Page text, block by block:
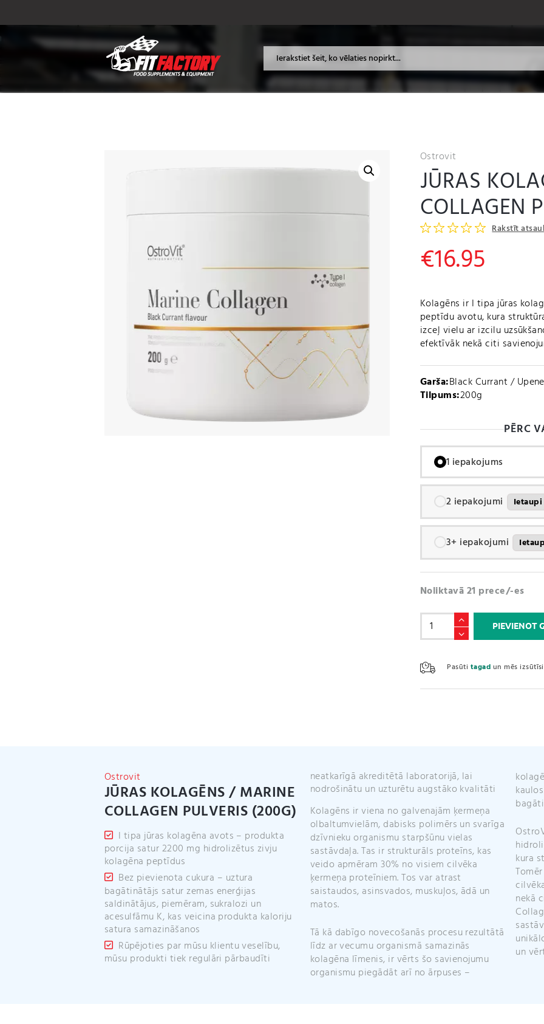
Ostrovit
JŪRAS
COLLAGEN
Rakstīt
€16.95
Kolagēns ir I tipa jūras
peptīdu avotu, kura
izceļ vielu ar izcilu
efektīvāk nekā citi
Garša:Black Currant / Upene
Tilpums:200g
PĒRC
1 iepakojums
2 iepakojumi
3+ iepakojumi
Noliktavā 21 prece/-es
Jūras
kolagēns
Marine
Collagen
PULVERIS
PIEVIENOT
Pasūti tagad un mēs
Ostrovit
JŪRAS KOLAGĒNS / MARINE
COLLAGEN PULVERIS (200G)
I tipa jūras kolagēna avots – produkta
porcija satur 2200 mg hidrolizētus zivju
kolagēna peptīdus
Bez pievienota cukura – uztura
bagātinātājs satur zemas enerģijas
saldinātājus, piemēram, sukralozi un
acesulfāmu K, kas veicina produkta kaloriju
satura samazināšanos
Rūpējoties par mūsu klientu veselību,
mūsu produkti tiek regulāri pārbaudīti
neatkarīgā akreditētā laboratorijā, lai
nodrošinātu un uzturētu augstāko kvalitāti
Kolagēns ir viena no galvenajām ķermeņa
olbaltumvielām, dabisks polimērs un svarīga
dzīvnieku organismu starpšūnu vielas
sastāvdaļa. Tas ir strukturāls proteīns, kas
veido apmēram 30% no visiem cilvēka
ķermeņa proteīniem. Tos var atrast
saistaudos, asinsvados, muskuļos, ādā un
matos.
Tā kā dabīgo novecošanās procesu rezultātā
līdz ar vecumu organismā samazinās
kolagēna līmenis, ir vērts šo savienojumu
organismu piegādāt arī no ārpuses –
kura
nekā
un